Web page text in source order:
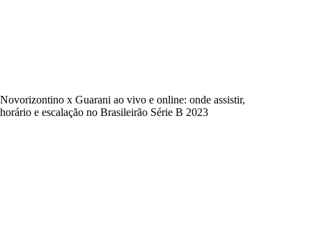
Novorizontino x Guarani ao vivo e online: onde assistir,
horário e escalação no Brasileirão Série B 2023